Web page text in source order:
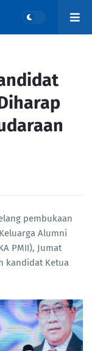
pembukaan
Alumni
PMII), Jumat
kandidat Ketua